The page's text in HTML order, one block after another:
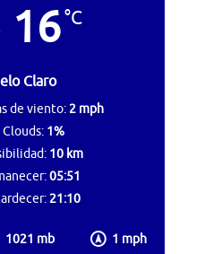
16°C
Claro
1021 mb 1 mph
de viento:2 mph
Clouds: 1%
10 km
05:51
21:10